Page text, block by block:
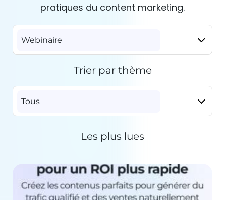
pratiques du content marketing.
Webinaire
Trier par thème
Tous
Les plus lues